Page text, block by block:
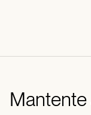
Mantente